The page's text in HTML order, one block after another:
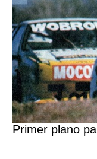
Primer plano